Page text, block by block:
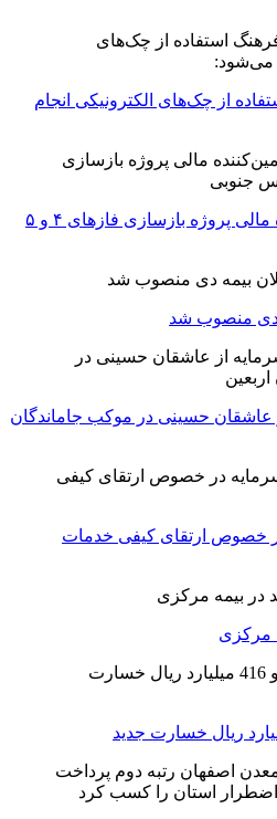
از چک‌های الکترونیکی انجام
بانک تجارت، تأمین‌کننده مالی پروژه بازسازی فازهای ۴ و ۵
دی منصوب شد
عاشقان حسینی در موکب جاماندگان
در خصوص ارتقای کیفی خدمات
مركزی